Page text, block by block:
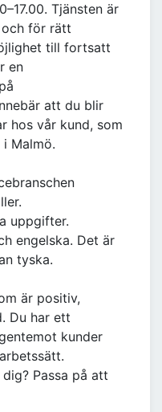
Tjänsten är
och för rätt
till fortsatt
en
att du blir
hos vår kund, som
Malmö.
uppgifter.
engelska. Det är
tyska.
är positiv,
Du har ett
kunder
Passa på att